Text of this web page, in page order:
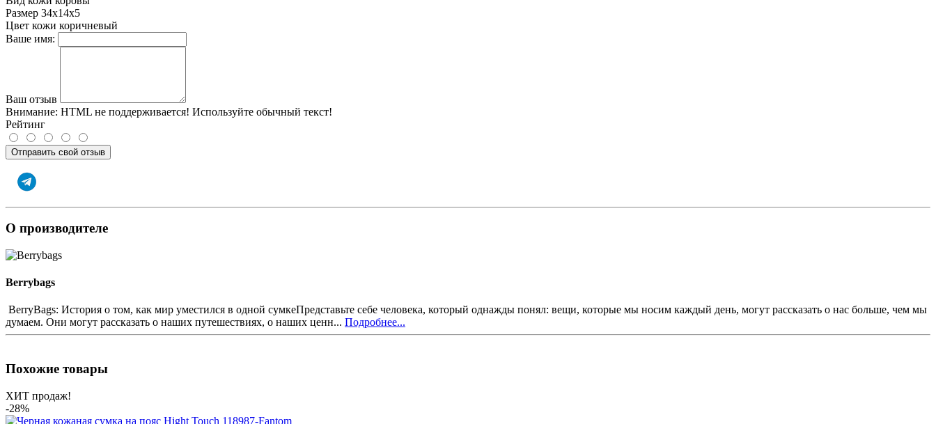
Размер 34х14х5
Цвет кожи коричневый
Ваше имя:
Ваш отзыв
Внимание: HTML не поддерживается! Используйте обычный текст!
Рейтинг
Отправить свой отзыв
О производителе
Berrybags
BerryBags: История о том, как мир уместился в одной сумкеПредставьте себе человека, который однажды понял: вещи, которые мы носим каждый день, могут рассказать о нас больше, чем мы
думаем. Они могут рассказать о наших путешествиях, о наших ценн... Подробнее...
Похожие товары
ХИТ продаж!
-28%